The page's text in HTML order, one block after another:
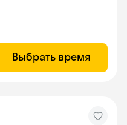
Выбрать время